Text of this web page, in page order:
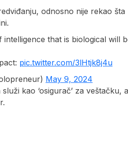
odnosno nije rekao
that is biological will
pic.twitter.com/3lHtjk8j4u
May 9, 2024
kao ‘osigurač’ za